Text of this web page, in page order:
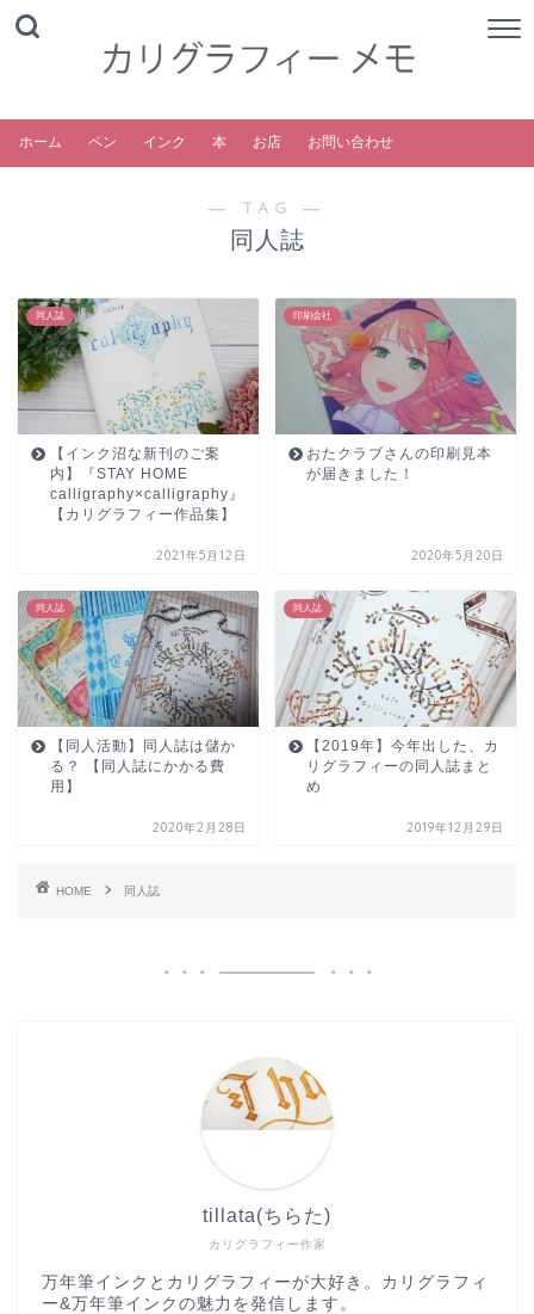
ホーム ペン インク 本 お店 お問い合わせ
― TAG ―
同人誌
同人誌
【インク沼な新刊のご案
内】『STAY HOME
calligraphy×calligraphy』
【カリグラフィー作品集】
2021年5月12日
印刷会社
おたクラブさんの印刷見本
が届きました！
2020年5月20日
同人誌
【同人活動】同人誌は儲か
る？ 【同人誌にかかる費
用】
2020年2月28日
同人誌
【2019年】今年出した、カ
リグラフィーの同人誌まと
め
2019年12月29日
HOME 同人誌
カリグラフィー作家
tillata(ちらた)
万年筆インクとカリグラフィーが大好き。カリグラフィ
ー&万年筆インクの魅力を発信します。